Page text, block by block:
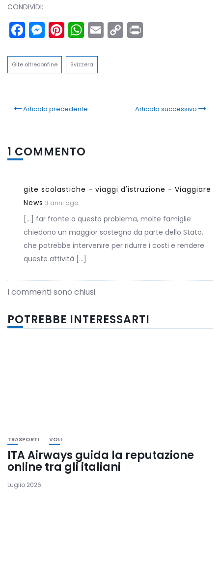
CONDIVIDI:
Facebook
Messenger
Pinterest
WhatsApp
Email
Copy
Link
Gite oltreconfine Svizzera
Articolo precedente Articolo successivo
1 COMMENTO
gite scolastiche - viaggi d'istruzione - Viaggiare
News 3 anni ago
[…] far fronte a questo problema, molte famiglie
chiedono un maggior sostegno da parte dello Stato,
che potrebbe intervenire per ridurre i costi e rendere
queste attività […]
I commenti sono chiusi.
POTREBBE INTERESSARTI
TRASPORTI VOLI
ITA Airways guida la reputazione
online tra gli italiani
Luglio 2026